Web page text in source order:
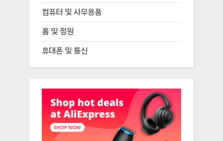
컴퓨터 및 사무용품
홈 및 정원
휴대폰 및 통신